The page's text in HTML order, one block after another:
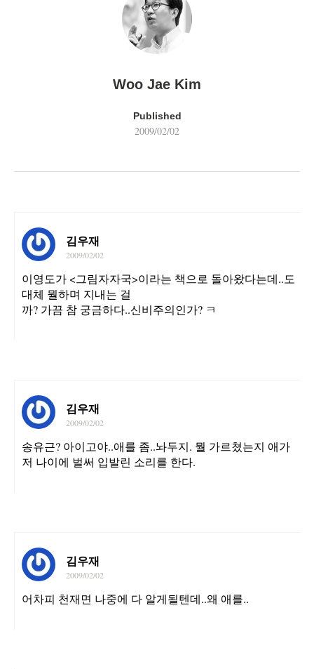
Woo Jae Kim
Published
2009/02/02
김우재
2009/02/02
이영도가 <그림자자국>이라는 책으로 돌아왔다는데..도
대체 뭘하며 지내는 걸
까? 가끔 참 궁금하다..신비주의인가? ㅋ
김우재
2009/02/02
송유근? 아이고야..애를 좀..놔두지. 뭘 가르쳤는지 애가
저 나이에 벌써 입발린 소리를 한다.
김우재
2009/02/02
어차피 천재면 나중에 다 알게될텐데..왜 애를..